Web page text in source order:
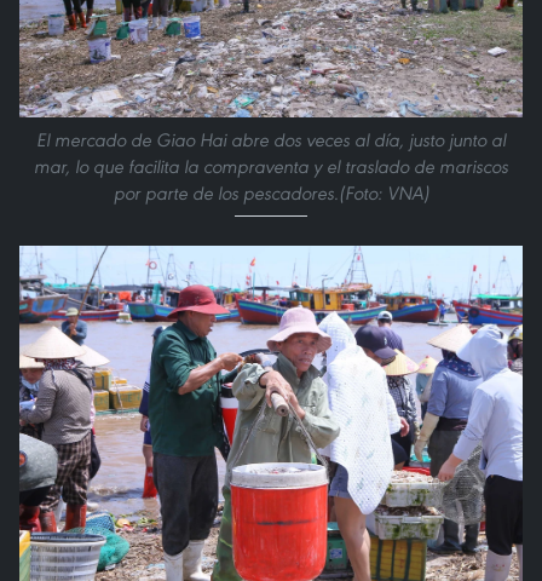
El mercado de Giao Hai abre dos veces al día, justo junto al
mar, lo que facilita la compraventa y el traslado de mariscos
por parte de los pescadores.(Foto: VNA)